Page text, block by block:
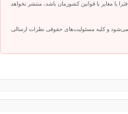
یا مغایر با قوانین کشورمان باشد، منتشر نخواهد
و کلیه مسئولیت‌های حقوقی نظرات ارسالی